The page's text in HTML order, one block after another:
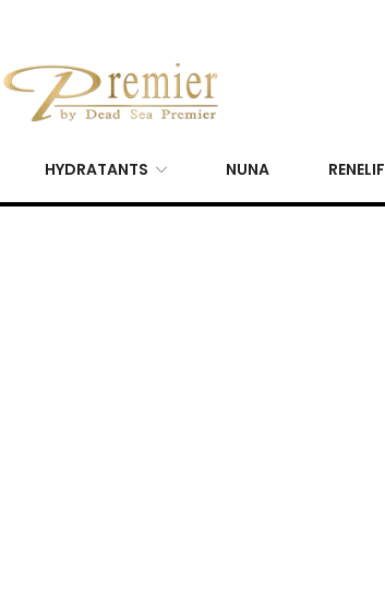
HYDRATANTS NUNA RENELIF